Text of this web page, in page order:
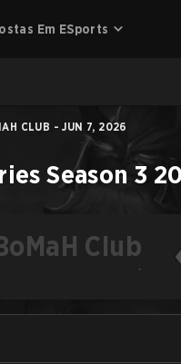
Em ESports
CLUB - JUN 7, 2026
Season 3
Club
-